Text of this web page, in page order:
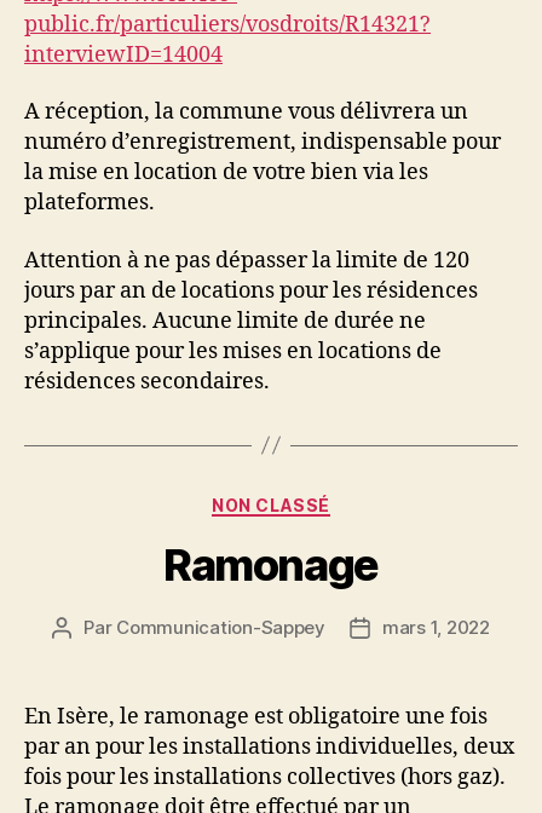
public.fr/particuliers/vosdroits/R14321?
interviewID=14004
A réception, la commune vous délivrera un
numéro d’enregistrement, indispensable pour
la mise en location de votre bien via les
plateformes.
Attention à ne pas dépasser la limite de 120
jours par an de locations pour les résidences
principales. Aucune limite de durée ne
s’applique pour les mises en locations de
résidences secondaires.
Catégories
NON CLASSÉ
Ramonage
Auteur
Par Communication-Sappey
Datemars 1, 2022
En Isère, le ramonage est obligatoire une fois
par an pour les installations individuelles, deux
fois pour les installations collectives (hors gaz).